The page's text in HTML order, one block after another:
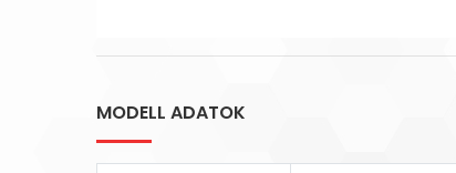
MODELL ADATOK